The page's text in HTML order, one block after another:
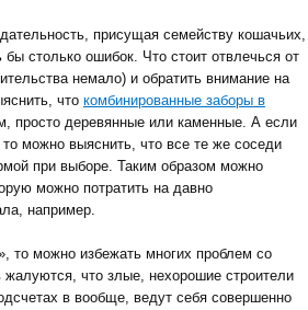
присущая семейству кошачьих,
столько ошибок. Что стоит отвлечься от
немало) и обратить внимание на
что комбинированные заборы в
просто деревянные или каменные. А если
можно выяснить, что все те же соседи
при выборе. Таким образом можно
можно потратить на давно
например.
то можно избежать многих проблем со
что злые, нехорошие строители
в вообще, ведут себя совершенно